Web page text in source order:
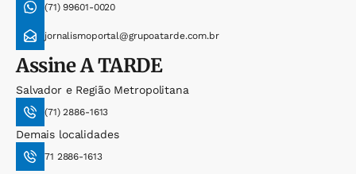
(71) 99601-0020
jornalismoportal@grupoatarde.com.br
AssineA TARDE
Salvador e Região Metropolitana
(71) 2886-1613
Demais localidades
71 2886-1613